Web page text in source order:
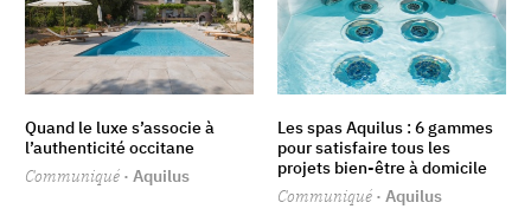
Quand le luxe s’associe à
l’authenticité occitane
Communiqué · Aquilus
Les spas Aquilus : 6 gammes
pour satisfaire tous les
projets bien-être à domicile
Communiqué · Aquilus